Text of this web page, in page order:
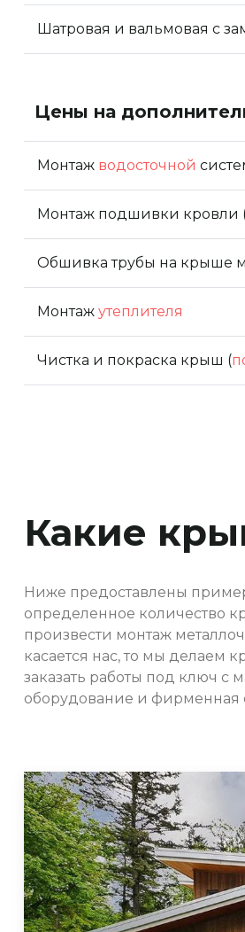
Шатровая и вальмовая с
Цены на
Монтаж водосточной
Монтаж подшивки кровли
Обшивка трубы на крыше
Монтаж утеплителя
Чистка и покраска крыш (
Какие
Ниже предоставлены
определенное количество
произвести монтаж
касается нас, то мы делаем
заказать работы под ключ с
оборудование и фирменная